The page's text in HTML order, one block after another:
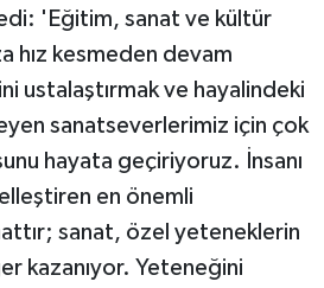
'Eğitim, sanat ve kültür
hız kesmeden devam
ustalaştırmak ve hayalindeki
sanatseverlerimiz için çok
hayata geçiriyoruz. İnsanı
en önemli
sanat, özel yeteneklerin
kazanıyor. Yeteneğini